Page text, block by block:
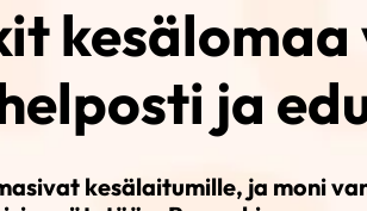
ja
kesälaitumille, ja moni